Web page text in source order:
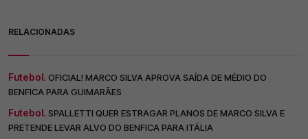
RELACIONADAS
Futebol. OFICIAL! MARCO SILVA APROVA SAÍDA DE MÉDIO DO
BENFICA PARA GUIMARÃES
Futebol. SPALLETTI QUER ESTRAGAR PLANOS DE MARCO SILVA E
PRETENDE LEVAR ALVO DO BENFICA PARA ITÁLIA